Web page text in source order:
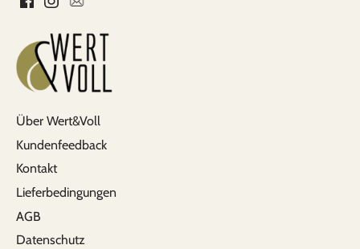
Über Wert&Voll
Kundenfeedback
Kontakt
Lieferbedingungen
AGB
Datenschutz